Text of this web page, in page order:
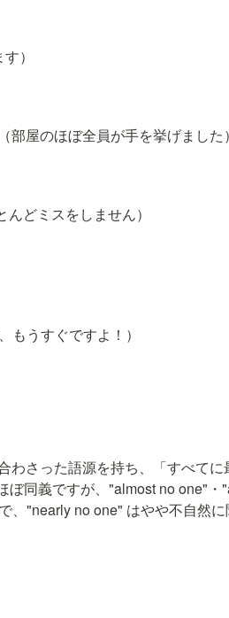
）
屋のほぼ全員が手を挙げました）
どミスをしません）
もうすぐですよ！）
さった語源を持ち、「すべてに
同義ですが、"almost no one"・
、"nearly no one" はやや不自然